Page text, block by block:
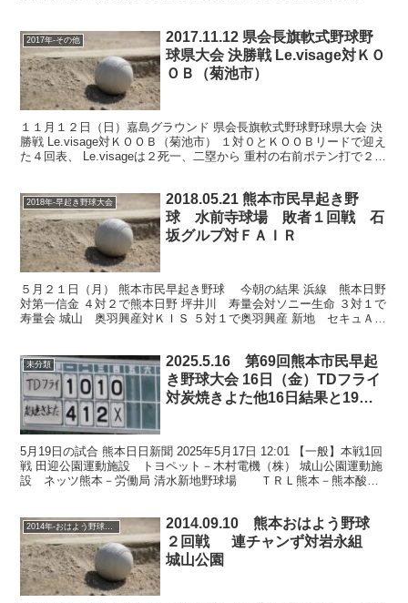
2017年-その他
2017.11.12 県会長旗軟式野球野
球県大会 決勝戦 Le.visage対ＫＯ
ＯＢ（菊池市）
１１月１２日（日）嘉島グラウンド 県会長旗軟式野球野球県大会 決
勝戦 Le.visage対ＫＯＯＢ（菊池市） １対０とＫＯＯＢリードで迎え
た４回表、 Le.visageは２死一、二塁から 重村の右前ポテン打で２対
2018年-早起き野球大会
2018.05.21 熊本市民早起き野
球 水前寺球場 敗者１回戦 石
坂グルプ対ＦＡＩＲ
５月２１日（月） 熊本市民早起き野球 今朝の結果 浜線 熊本日野
対第一信金 ４対２で熊本日野 坪井川 寿量会対ソニー生命 ３対１で
寿量会 城山 奥羽興産対ＫＩＳ ５対１で奥羽興産 新地 セキュＡＺ
未分類
2025.5.16 第69回熊本市民早起
き野球大会 16日（金）TDフライ
対炭焼きよた他16日結果と19日
5月19日の試合 熊本日日新聞 2025年5月17日 12:01 【一般】本戦1回
戦 田迎公園運動施設 トヨペット－木村電機（株） 城山公園運動施
設 ネッツ熊本－労働局 清水新地野球場 ＴＲＬ熊本－熊本酸素
2014年-おはよう野球大会
2014.09.10 熊本おはよう野球
２回戦 連チャンず対岩永組
城山公園